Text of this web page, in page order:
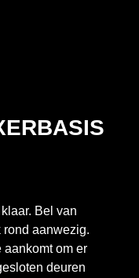
Bel van
aanwezig.
aankomt om er
deuren